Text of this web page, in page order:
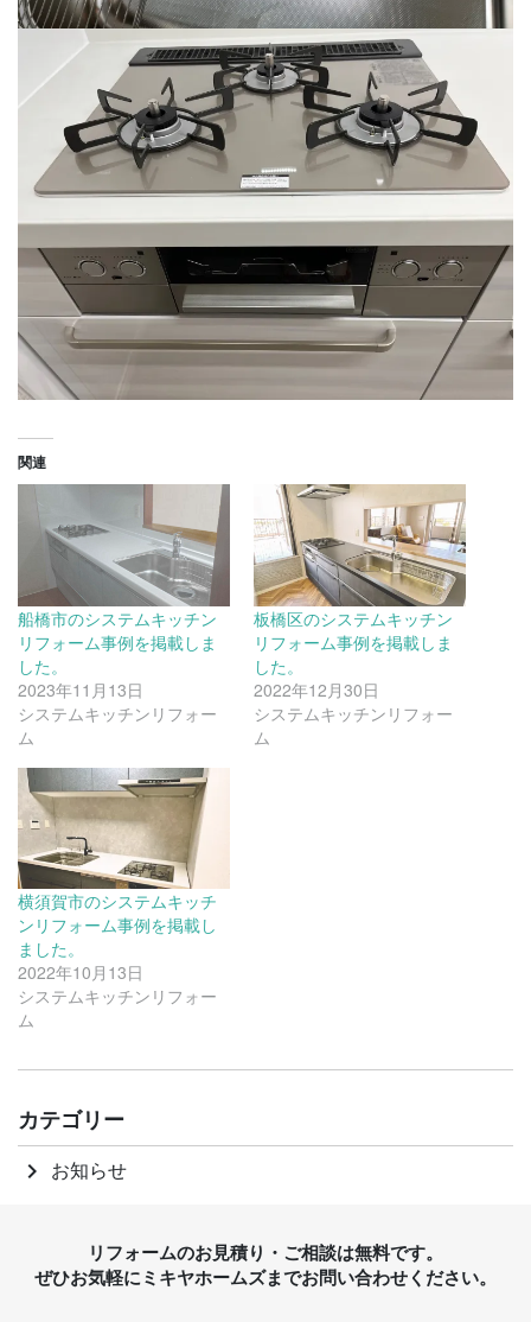
関連
船橋市のシステムキッチン
リフォーム事例を掲載しま
した。
2023年11月13日
システムキッチンリフォー
ム
板橋区のシステムキッチン
リフォーム事例を掲載しま
した。
2022年12月30日
システムキッチンリフォー
ム
横須賀市のシステムキッチ
ンリフォーム事例を掲載し
ました。
2022年10月13日
システムキッチンリフォー
ム
カテゴリー
keyboard_arrow_right お知らせ
リフォームのお見積り・ご相談は無料です。
ぜひお気軽にミキヤホームズまでお問い合わせください。